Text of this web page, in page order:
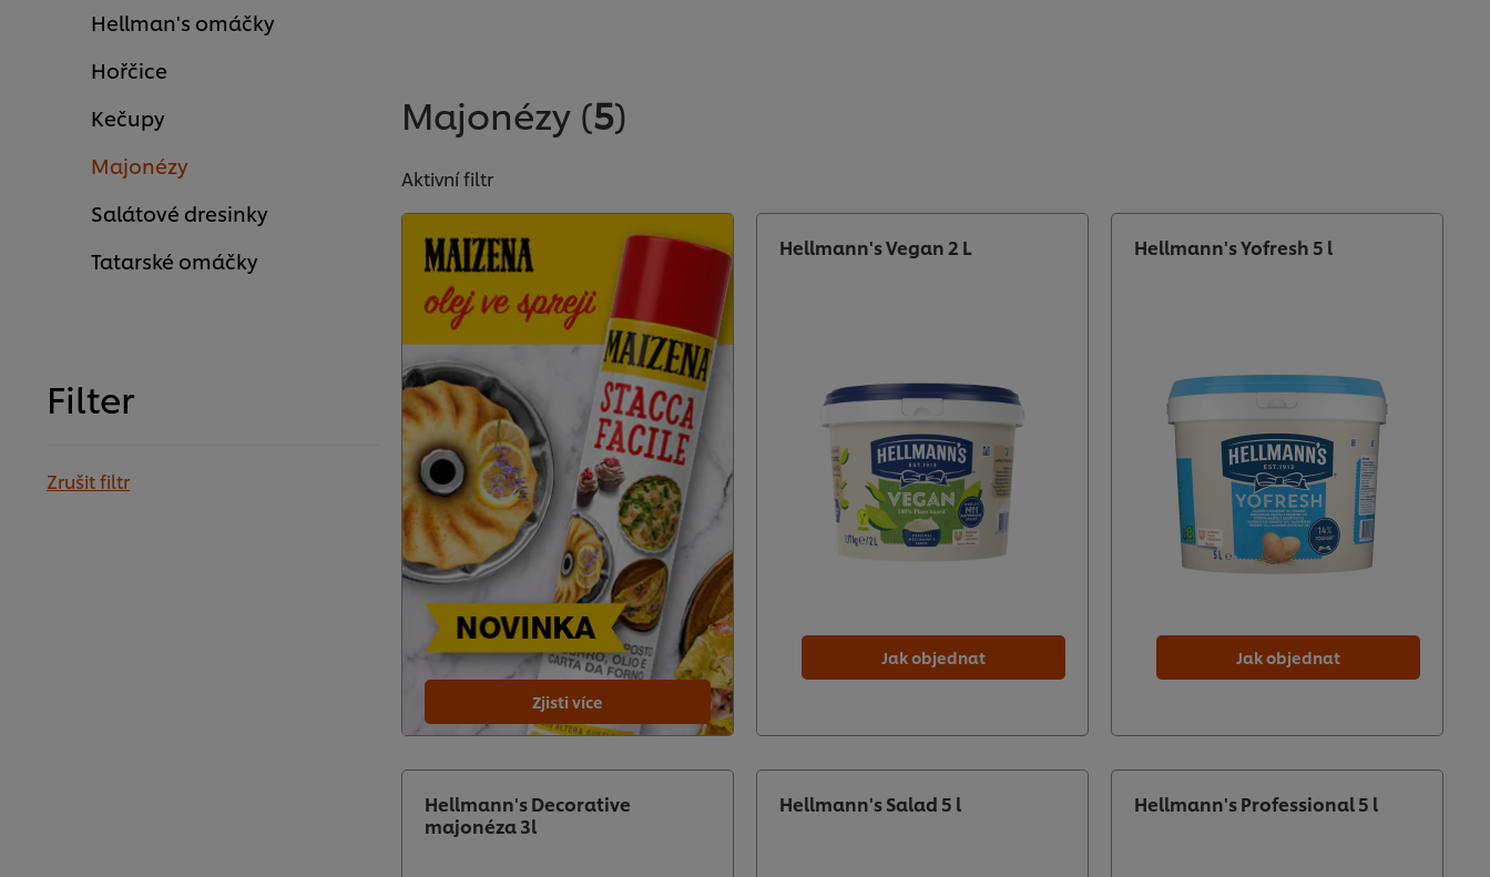
Hellman's omáčky
Hořčice
Kečupy
Majonézy
Salátové dresinky
Tatarské omáčky
Filter
Zrušit filtr
Majonézy (5)
Aktivní filtr
Zjisti více
Hellmann's Vegan 2 L
Jak objednat
Hellmann's Yofresh 5 l
Jak objednat
Hellmann's Decorative
majonéza 3l
Hellmann's Salad 5 l Hellmann's Professional 5 l